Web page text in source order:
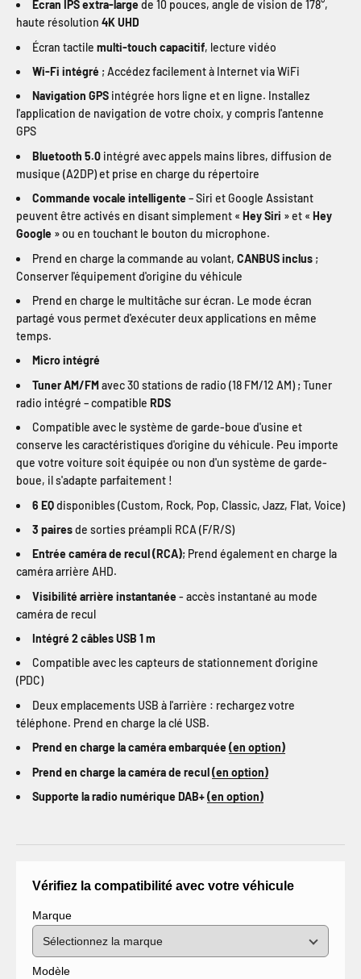
Écran IPS extra-large de 10 pouces, angle de vision de 178°,
haute résolution 4K UHD
Écran tactile multi-touch capacitif, lecture vidéo
Wi-Fi intégré ; Accédez facilement à Internet via WiFi
Navigation GPS intégrée hors ligne et en ligne. Installez
l'application de navigation de votre choix, y compris l'antenne
GPS
Bluetooth 5.0 intégré avec appels mains libres, diffusion de
musique (A2DP) et prise en charge du répertoire
Commande vocale intelligente – Siri et Google Assistant
peuvent être activés en disant simplement « Hey Siri » et « Hey
Google » ou en touchant le bouton du microphone.
Prend en charge la commande au volant, CANBUS inclus ;
Conserver l'équipement d'origine du véhicule
Prend en charge le multitâche sur écran. Le mode écran
partagé vous permet d'exécuter deux applications en même
temps.
Micro intégré
Tuner AM/FMavec 30 stations de radio (18 FM/12 AM) ; Tuner
radio intégré – compatible RDS
Compatible avec le système de garde-boue d'usine et
conserve les caractéristiques d'origine du véhicule. Peu importe
que votre voiture soit équipée ou non d'un système de garde-
boue, il s'adapte parfaitement !
6 EQdisponibles (Custom, Rock, Pop, Classic, Jazz, Flat, Voice)
3 pairesde sorties préampli RCA (F/R/S)
Entrée caméra de recul (RCA); Prend également en charge la
caméra arrière AHD.
Visibilité arrière instantanée - accès instantané au mode
caméra de recul
Intégré 2 câbles USB 1 m
Compatible avec les capteurs de stationnement d'origine
(PDC)
Deux emplacements USB à l'arrière : rechargez votre
téléphone. Prend en charge la clé USB.
Prend en charge la caméra embarquée (en option)
Prend en charge la caméra de recul(en option)
Supporte la radio numérique DAB+(en option)
Vérifiez la compatibilité avec votre véhicule
Marque
Modèle